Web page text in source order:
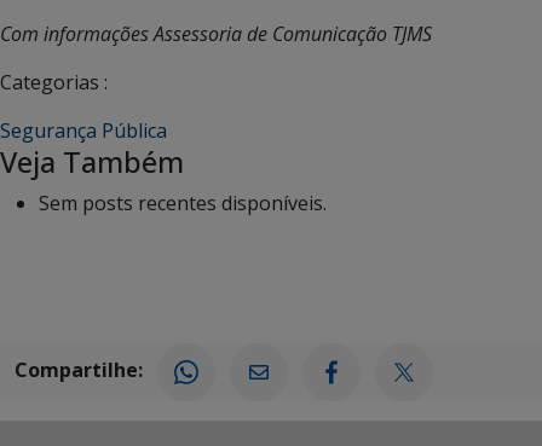
Com informações Assessoria de Comunicação TJMS
Categorias :
Segurança Pública
Veja Também
Sem posts recentes disponíveis.
Compartilhe: